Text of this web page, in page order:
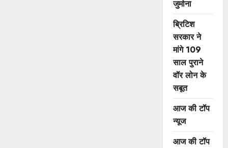
जुर्माना
ब्रिटिश
सरकार ने
मांगे 109
साल पुराने
वॉर लोन के
सबूत
आज की टॉप
न्यूज
आज की टॉप